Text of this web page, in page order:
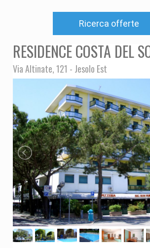
Ricerca offerte
RESIDENCE COSTA DEL
Via Altinate, 121 - Jesolo Est